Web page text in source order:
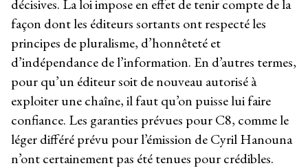
décisives. La loi impose en effet de tenir compte de la
façon dont les éditeurs sortants ont respecté les
principes de pluralisme, d’honnêteté et
d’indépendance de l’information. En d’autres termes,
pour qu’un éditeur soit de nouveau autorisé à
exploiter une chaîne, il faut qu’on puisse lui faire
confiance. Les garanties prévues pour C8, comme le
léger différé prévu pour l’émission de Cyril Hanouna
n’ont certainement pas été tenues pour crédibles.